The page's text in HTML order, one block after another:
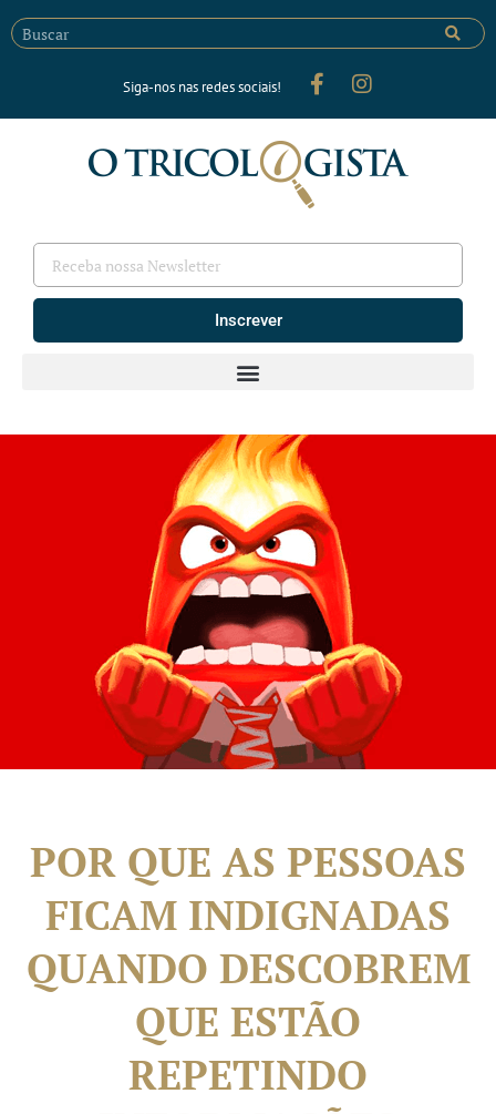
Siga-nos nas redes sociais!
Inscrever
POR QUE AS PESSOAS
FICAM INDIGNADAS
QUANDO DESCOBREM
QUE ESTÃO
REPETINDO